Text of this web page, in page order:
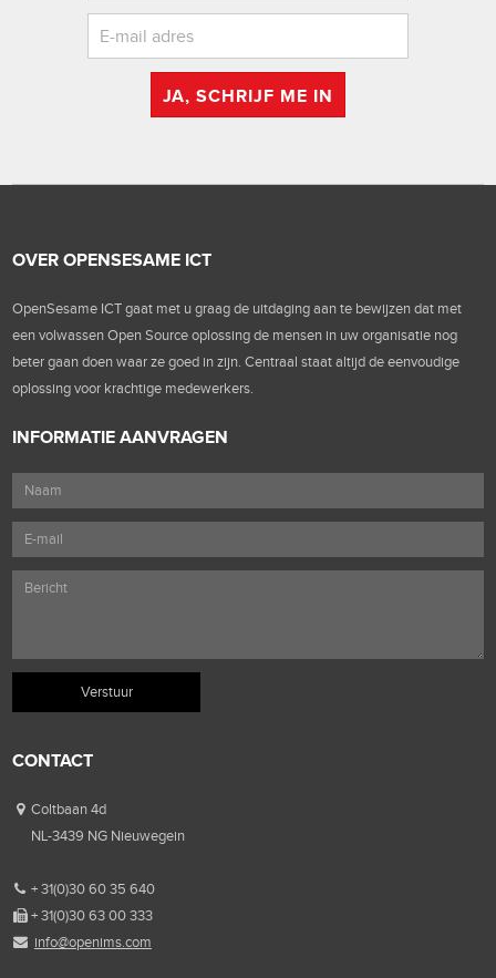
JA, SCHRIJF ME IN
OVER OPENSESAME ICT
OpenSesame ICT gaat met u graag de uitdaging aan te bewijzen dat met
een volwassen Open Source oplossing de mensen in uw organisatie nog
beter gaan doen waar ze goed in zijn. Centraal staat altijd de eenvoudige
oplossing voor krachtige medewerkers.
INFORMATIE AANVRAGEN
CONTACT
Coltbaan 4d
NL-3439 NG Nieuwegein
+ 31(0)30 60 35 640
+ 31(0)30 63 00 333
info@openims.com